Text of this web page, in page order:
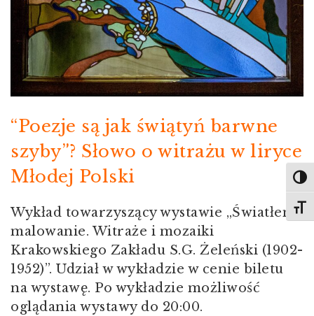
“Poezje są jak świątyń barwne
szyby”? Słowo o witrażu w liryce
Młodej Polski
Wykład towarzyszący wystawie „Światłem
malowanie. Witraże i mozaiki
Krakowskiego Zakładu S.G. Żeleński (1902-
1952)”. Udział w wykładzie w cenie biletu
na wystawę. Po wykładzie możliwość
oglądania wystawy do 20:00.